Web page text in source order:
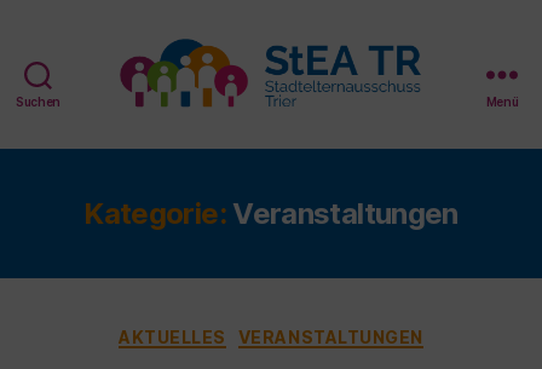
Suchen
Trier
Menü
Kategorie: Veranstaltungen
Kategorien
AKTUELLES VERANSTALTUNGEN